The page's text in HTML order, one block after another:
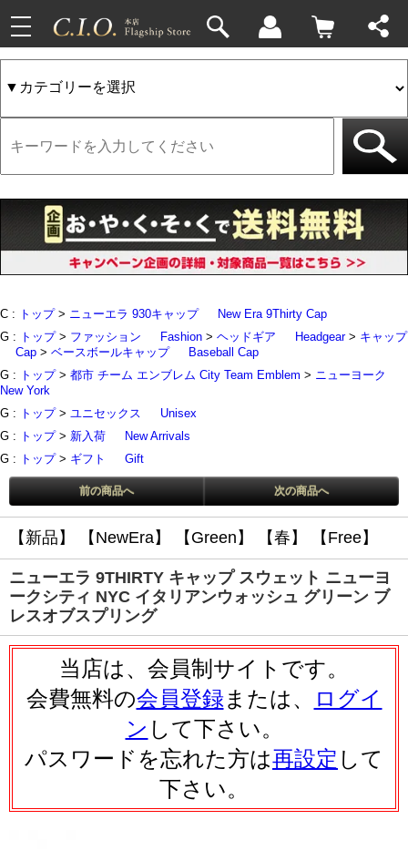
toggle
navigation
C : トップ> ニューエラ 930キャップ
New Era 9Thirty Cap
G : トップ> ファッション Fashion > ヘッドギア Headgear> キャップ
Cap > ベースボールキャップ
Baseball Cap
G : トップ> 都市 チーム エンブレム City Team Emblem > ニューヨーク
New York
G : トップ> ユニセックス
Unisex
G : トップ> 新入荷
New Arrivals
G : トップ> ギフト Gift
前の商品へ 次の商品へ
【新品】 【NewEra】 【Green】 【春】 【Free】
ニューエラ 9THIRTY キャップ スウェット ニューヨ
ークシティ NYC イタリアンウォッシュ グリーン ブ
レスオブスプリング
当店は、会員制サイトです。
会費無料の会員登録または、
ログイ
ン して下さい。
パスワードを忘れた方は再設定 して
下さい。
4件
33件